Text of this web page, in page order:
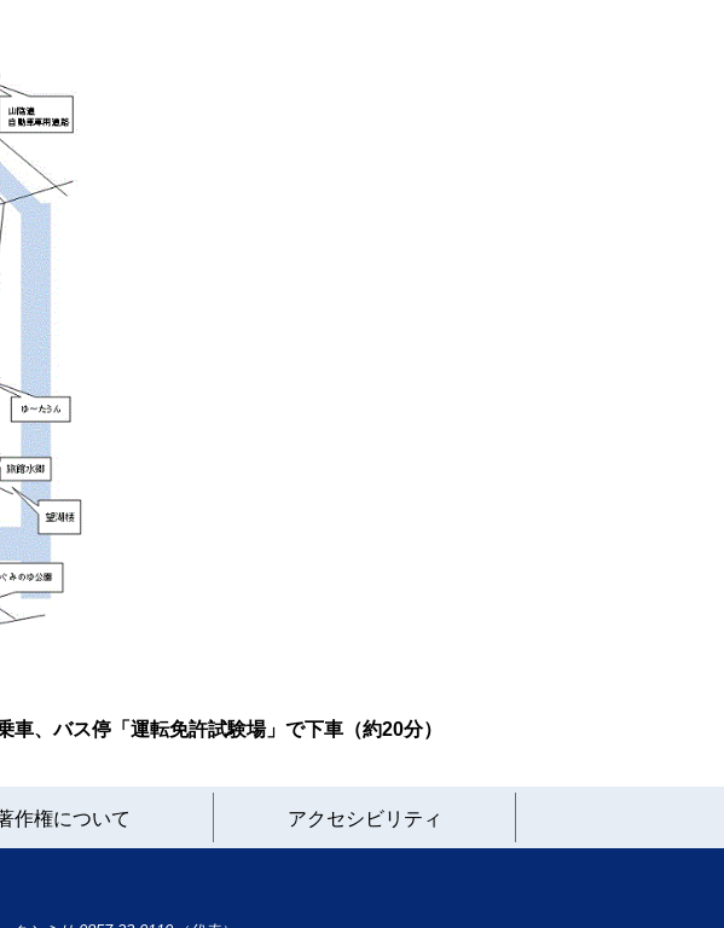
、バス停「運転免許試験場」で下車（約20分）
作権について アクセシビリティ